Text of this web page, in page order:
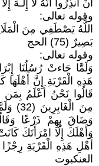
أَنْ أَنذِرُواْ أَنَّهُ لاَ إِلَـهَ إِلاَّ
وقوله تعالى:
اللَّهُ يَصْطَفِي مِنَ
بَصِيرٌ (75) الحج
وقوله تعالى:
وَلَمَّا جَاءتْ رُسُلُنَا
قَالُوا نَحْنُ أَعْلَمُ بِمَن
مِنَ
وَضَاقَ بِهِمْ ذَرْعًا
العنكبوت